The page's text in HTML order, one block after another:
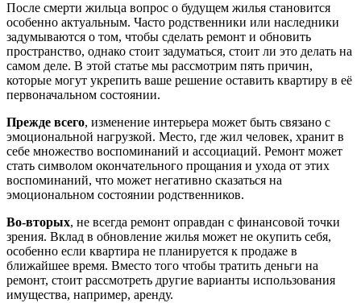
После смерти жильца вопрос о будущем жилья становится
особенно актуальным. Часто родственники или наследники
задумываются о том, чтобы сделать ремонт и обновить
пространство, однако стоит задуматься, стоит ли это делать на
самом деле. В этой статье мы рассмотрим пять причин,
которые могут укрепить ваше решение оставить квартиру в её
первоначальном состоянии.
Прежде всего, изменение интерьера может быть связано с
эмоциональной нагрузкой. Место, где жил человек, хранит в
себе множество воспоминаний и ассоциаций. Ремонт может
стать символом окончательного прощания и ухода от этих
воспоминаний, что может негативно сказаться на
эмоциональном состоянии родственников.
Во-вторых, не всегда ремонт оправдан с финансовой точки
зрения. Вклад в обновление жилья может не окупить себя,
особенно если квартира не планируется к продаже в
ближайшее время. Вместо того чтобы тратить деньги на
ремонт, стоит рассмотреть другие варианты использования
имущества, например, аренду.